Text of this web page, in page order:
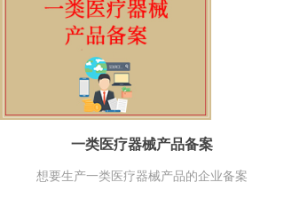
一类医疗器械产品备案
想要生产一类医疗器械产品的企业备案